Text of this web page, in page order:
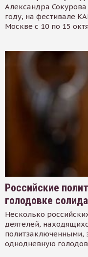
Александра
году, на фестивале
Москве с 10 по 15
Российские
голодовке
Несколько
деятелей,
политзаключенными,
однодневную